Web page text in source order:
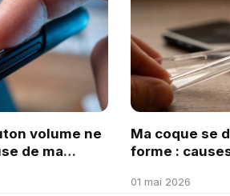
volume ne
de ma
Ma coque se
forme :
01 mai 2026